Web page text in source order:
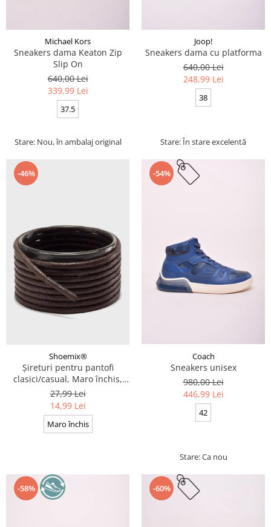
Michael Kors
Sneakers dama Keaton Zip
Slip On
640,00 Lei
339,99 Lei
37.5
Stare: Nou, în ambalaj original
Joop!
Sneakers dama cu platforma
640,00 Lei
248,99 Lei
38
Stare: În stare excelentă
-46%
Shoemix®
Șireturi pentru pantofi
clasici/casual, Maro închis,
Cerate, Calitate premium, 110
cm x 0.3 cm
27,99 Lei
14,99 Lei
Maro închis
-54%
Coach
Sneakers unisex
980,00 Lei
446,99 Lei
42
Stare: Ca nou
-58% -60%